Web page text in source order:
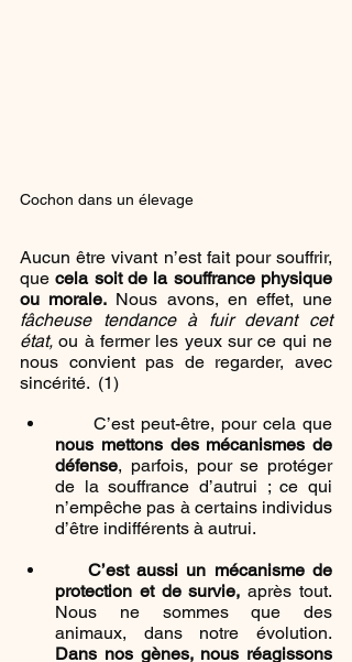
Cochon dans un élevage
Aucun être vivant n’est fait pour souffrir,
que cela soit de la souffrance physique
ou morale.
fâcheuse tendance à fuir devant cet
état, ou à fermer les yeux sur ce qui ne
nous convient pas de regarder, avec
sincérité.  (1)
nous mettons des mécanismes de
défense, parfois, pour se protéger
de la souffrance d’autrui ; ce qui
n’empêche pas à certains individus
d’être indifférents à autrui.
C’est aussi un mécanisme de
protection et de survie, après tout.
Nous ne sommes que des
Dans nos gènes, nous réagissons